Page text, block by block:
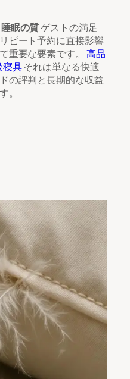
睡眠の質ゲストの満足
ピート予約に直接影響
重要な要素です。 高品
寝具それは単なる快適
の評判と長期的な収益
。